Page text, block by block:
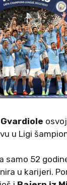
u Ligi
samo 52
u karijeri.